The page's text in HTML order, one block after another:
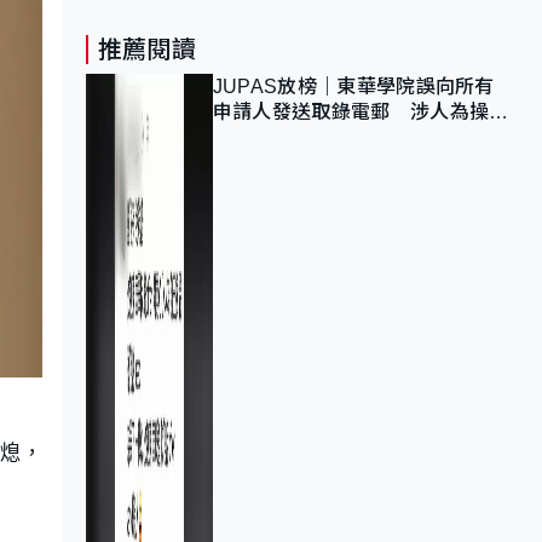
，
推薦閱讀
JUPAS放榜｜東華學院誤向所有
申請人發送取錄電郵 涉人為操作